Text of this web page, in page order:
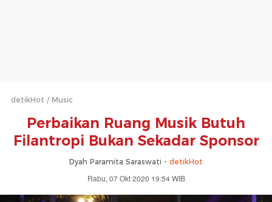
detikHot Music
Perbaikan Ruang Musik Butuh
Filantropi Bukan Sekadar Sponsor
Dyah Paramita Saraswati - detikHot
Rabu, 07 Okt 2020 19:54 WIB